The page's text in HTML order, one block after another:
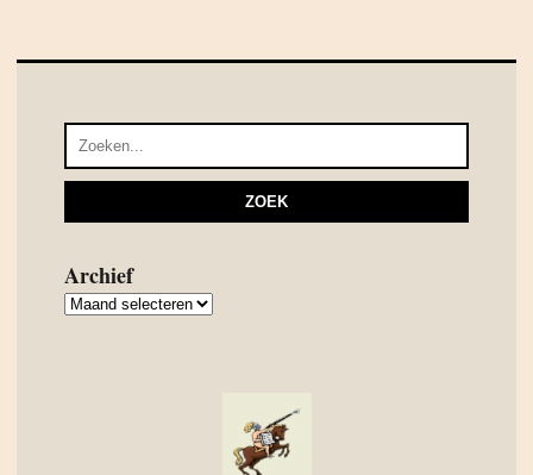
Archief
Archief